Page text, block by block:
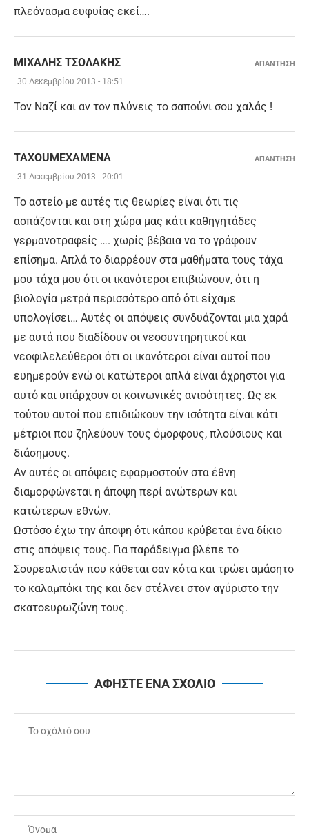
πλεόνασμα ευφυίας εκεί….
ΜΙΧΆΛΗΣ ΤΣΟΛΆΚΗΣ
30 Δεκεμβρίου 2013 - 18:51
Τον Ναζί και αν τον πλύνεις το σαπούνι σου χαλάς !
ΑΠΑΝΤΗΣΗ
TAXOUMEXAMENA
31 Δεκεμβρίου 2013 - 20:01
Το αστείο με αυτές τις θεωρίες είναι ότι τις
ασπάζονται και στη χώρα μας κάτι καθηγητάδες
γερμανοτραφείς …. χωρίς βέβαια να το γράφουν
επίσημα. Απλά το διαρρέουν στα μαθήματα τους τάχα
μου τάχα μου ότι οι ικανότεροι επιβιώνουν, ότι η
βιολογία μετρά περισσότερο από ότι είχαμε
υπολογίσει… Αυτές οι απόψεις συνδυάζονται μια χαρά
με αυτά που διαδίδουν οι νεοσυντηρητικοί και
νεοφιλελεύθεροι ότι οι ικανότεροι είναι αυτοί που
ευημερούν ενώ οι κατώτεροι απλά είναι άχρηστοι για
αυτό και υπάρχουν οι κοινωνικές ανισότητες. Ως εκ
τούτου αυτοί που επιδιώκουν την ισότητα είναι κάτι
μέτριοι που ζηλεύουν τους όμορφους, πλούσιους και
διάσημους.
Αν αυτές οι απόψεις εφαρμοστούν στα έθνη
διαμορφώνεται η άποψη περί ανώτερων και
κατώτερων εθνών.
Ωστόσο έχω την άποψη ότι κάπου κρύβεται ένα δίκιο
στις απόψεις τους. Για παράδειγμα βλέπε το
Σουρεαλιστάν που κάθεται σαν κότα και τρώει αμάσητο
το καλαμπόκι της και δεν στέλνει στον αγύριστο την
σκατοευρωζώνη τους.
ΑΠΑΝΤΗΣΗ
ΑΦΗΣΤΕ ΕΝΑ ΣΧΟΛΙΟ